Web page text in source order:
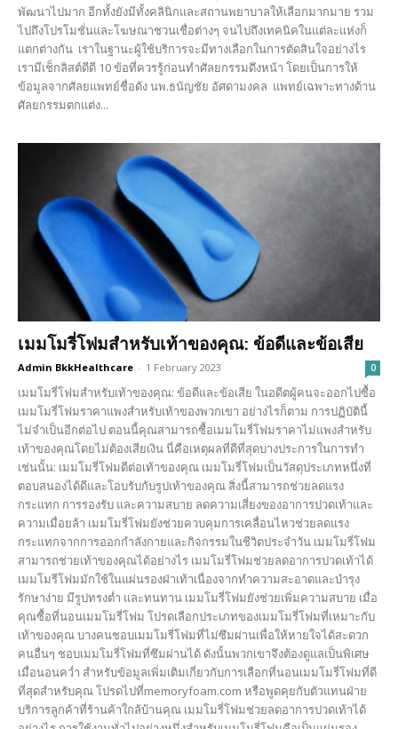
พัฒนาไปมาก อีกทั้งยังมีทั้งคลินิกและสถานพยาบาลให้เลือกมากมาย รวม
ไปถึงโปรโมชั่นและโฆษณาชวนเชื่อต่างๆ จนไปถึงเทคนิคในแต่ละแห่งก็
แตกต่างกัน เราในฐานะผู้ใช้บริการจะมีทางเลือกในการตัดสินใจอย่างไร
เรามีเช็กลิสต์ดีดี 10 ข้อที่ควรรู้ก่อนทำศัลยกรรมดึงหน้า โดยเป็นการให้
ข้อมูลจากศัลยแพทย์ชื่อดัง นพ.ธนัญชัย อัศดามงคล แพทย์เฉพาะทางด้าน
ศัลยกรรมตกแต่ง...
เมมโมรี่โฟมสำหรับเท้าของคุณ: ข้อดีและข้อเสีย
Admin BkkHealthcare - 1 February 2023 0
เมมโมรี่โฟมสำหรับเท้าของคุณ: ข้อดีและข้อเสีย ในอดีตผู้คนจะออกไปซื้อ
เมมโมรี่โฟมราคาแพงสำหรับเท้าของพวกเขา อย่างไรก็ตาม การปฏิบัตินี้
ไม่จำเป็นอีกต่อไป ตอนนี้คุณสามารถซื้อเมมโมรี่โฟมราคาไม่แพงสำหรับ
เท้าของคุณโดยไม่ต้องเสียเงิน นี่คือเหตุผลที่ดีที่สุดบางประการในการทำ
เช่นนั้น: เมมโมรี่โฟมดีต่อเท้าของคุณ เมมโมรี่โฟมเป็นวัสดุประเภทหนึ่งที่
ตอบสนองได้ดีและโอบรับกับรูปเท้าของคุณ สิ่งนี้สามารถช่วยลดแรง
กระแทก การรองรับ และความสบาย ลดความเสี่ยงของอาการปวดเท้าและ
ความเมื่อยล้า เมมโมรี่โฟมยังช่วยควบคุมการเคลื่อนไหวช่วยลดแรง
กระแทกจากการออกกำลังกายและกิจกรรมในชีวิตประจำวัน เมมโมรี่โฟม
สามารถช่วยเท้าของคุณได้อย่างไร เมมโมรี่โฟมช่วยลดอาการปวดเท้าได้
เมมโมรีโฟมมักใช้ในแผ่นรองฝ่าเท้าเนื่องจากทำความสะอาดและบำรุง
รักษาง่าย มีรูปทรงต่ำ และทนทาน เมมโมรี่โฟมยังช่วยเพิ่มความสบาย เมื่อ
คุณซื้อที่นอนเมมโมรี่โฟม โปรดเลือกประเภทของเมมโมรี่โฟมที่เหมาะกับ
เท้าของคุณ บางคนชอบเมมโมรี่โฟมที่ไม่ซึมผ่านเพื่อให้หายใจได้สะดวก
คนอื่นๆ ชอบเมมโมรี่โฟมที่ซึมผ่านได้ ดังนั้นพวกเขาจึงต้องดูแลเป็นพิเศษ
เมื่อนอนคว่ำ สำหรับข้อมูลเพิ่มเติมเกี่ยวกับการเลือกที่นอนเมมโมรี่โฟมที่ดี
ที่สุดสำหรับคุณ โปรดไปที่memoryfoam.com หรือพูดคุยกับตัวแทนฝ่าย
บริการลูกค้าที่ร้านค้าใกล้บ้านคุณ เมมโมรี่โฟมช่วยลดอาการปวดเท้าได้